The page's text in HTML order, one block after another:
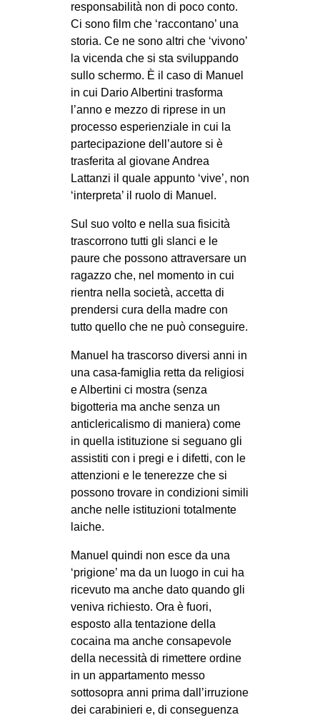
GENERI
MIGRAZIONI
PRECARIATO
REPRESSIONE
STUDENTI
CULTURE
ARTE
CINEMA
MUSICA
RECENSIONI
INTERNAZIONALE
ESTREMO ORIENTE
EUROPA
MONDO
EVENTI
in
bsky
ms
SEARCH
responsabilità non di poco conto.
Ci sono film che ‘raccontano’ una
storia. Ce ne sono altri che ‘vivono’
la vicenda che si sta sviluppando
sullo schermo. È il caso di Manuel
in cui Dario Albertini trasforma
l’anno e mezzo di riprese in un
processo esperienziale in cui la
partecipazione dell’autore si è
trasferita al giovane Andrea
Lattanzi il quale appunto ‘vive’, non
‘interpreta’ il ruolo di Manuel.
Sul suo volto e nella sua fisicità
trascorrono tutti gli slanci e le
paure che possono attraversare un
ragazzo che, nel momento in cui
rientra nella società, accetta di
prendersi cura della madre con
tutto quello che ne può conseguire.
Manuel ha trascorso diversi anni in
una casa-famiglia retta da religiosi
e Albertini ci mostra (senza
bigotteria ma anche senza un
anticlericalismo di maniera) come
in quella istituzione si seguano gli
assistiti con i pregi e i difetti, con le
attenzioni e le tenerezze che si
possono trovare in condizioni simili
anche nelle istituzioni totalmente
laiche.
Manuel quindi non esce da una
‘prigione’ ma da un luogo in cui ha
ricevuto ma anche dato quando gli
veniva richiesto. Ora è fuori,
esposto alla tentazione della
cocaina ma anche consapevole
della necessità di rimettere ordine
in un appartamento messo
sottosopra anni prima dall’irruzione
dei carabinieri e, di conseguenza